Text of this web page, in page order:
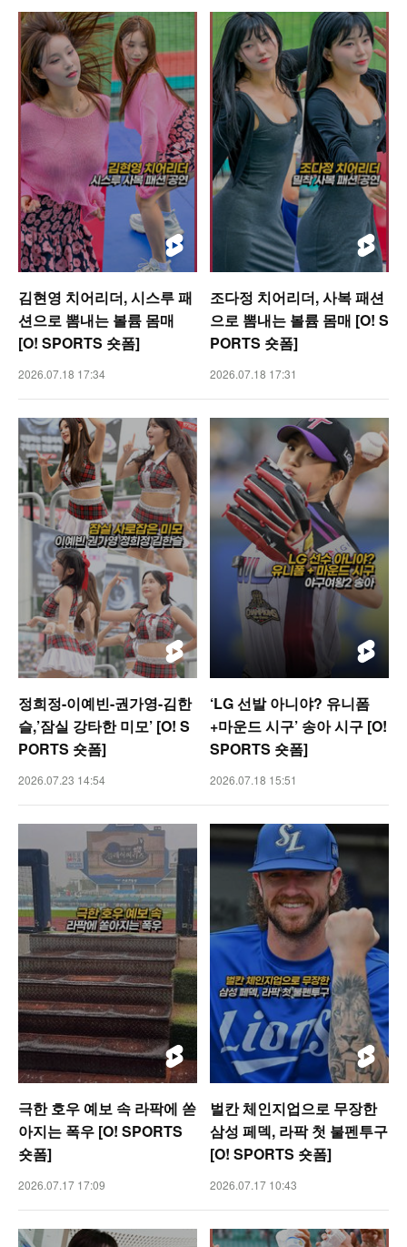
김현영 치어리더, 시스루 패
션으로 뽐내는 볼륨 몸매
[O! SPORTS 숏폼]
2026.07.18 17:34
조다정 치어리더, 사복 패션
으로 뽐내는 볼륨 몸매 [O! S
PORTS 숏폼]
2026.07.18 17:31
정희정-이예빈-권가영-김한
슬,’잠실 강타한 미모’ [O! S
PORTS 숏폼]
2026.07.23 14:54
‘LG 선발 아니야? 유니폼
+마운드 시구’ 송아 시구 [O!
SPORTS 숏폼]
2026.07.18 15:51
극한 호우 예보 속 라팍에 쏟
아지는 폭우 [O! SPORTS
숏폼]
2026.07.17 17:09
벌칸 체인지업으로 무장한
삼성 페덱, 라팍 첫 불펜투구
[O! SPORTS 숏폼]
2026.07.17 10:43